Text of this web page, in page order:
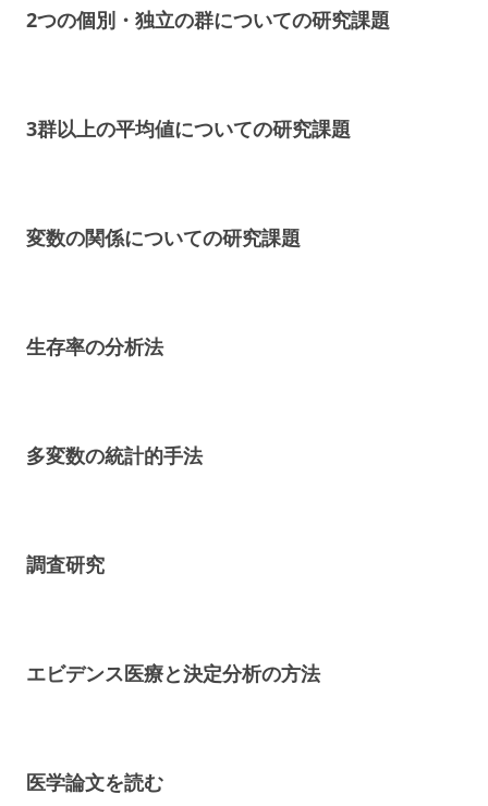
2つの個別・独立の群についての研究課題
3群以上の平均値についての研究課題
変数の関係についての研究課題
生存率の分析法
多変数の統計的手法
調査研究
エビデンス医療と決定分析の方法
医学論文を読む